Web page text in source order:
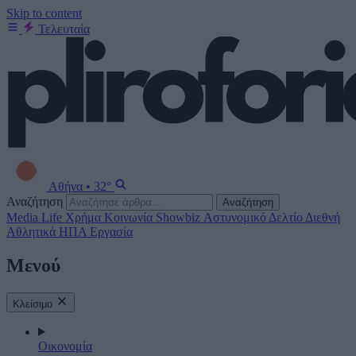
Skip to content
Τελευταία
Αθήνα • 32°
Αναζήτηση
Αναζήτηση
Media Life Χρήμα Κοινωνία Showbiz Αστυνομικό Δελτίο Διεθνή
Αθλητικά ΗΠΑ Εργασία
Μενού
Κλείσιμο
Οικονομία